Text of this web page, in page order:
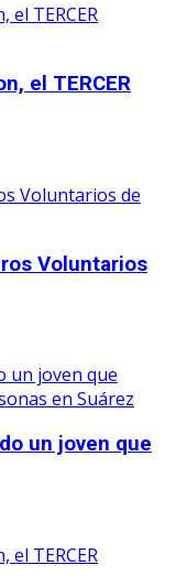
el TERCER
Voluntarios
un joven que